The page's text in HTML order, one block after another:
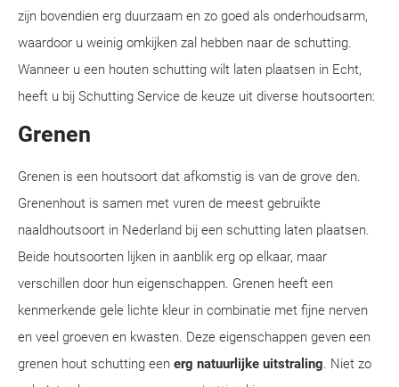
zijn bovendien erg duurzaam en zo goed als onderhoudsarm,
waardoor u weinig omkijken zal hebben naar de schutting.
Wanneer u een houten schutting wilt laten plaatsen in Echt,
heeft u bij Schutting Service de keuze uit diverse houtsoorten:
Grenen
Grenen is een houtsoort dat afkomstig is van de grove den.
Grenenhout is samen met vuren de meest gebruikte
naaldhoutsoort in Nederland bij een schutting laten plaatsen.
Beide houtsoorten lijken in aanblik erg op elkaar, maar
verschillen door hun eigenschappen. Grenen heeft een
kenmerkende gele lichte kleur in combinatie met fijne nerven
en veel groeven en kwasten. Deze eigenschappen geven een
grenen hout schutting een erg natuurlijke uitstraling. Niet zo